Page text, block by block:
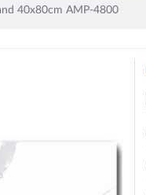
40x80cm AMP-4800